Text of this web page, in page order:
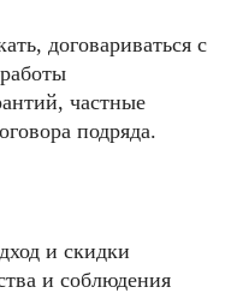
договариваться с
частные
подряда.
и скидки
и соблюдения